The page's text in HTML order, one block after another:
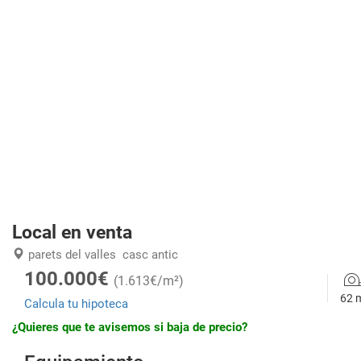
Local en venta
parets del valles casc antic
100.000€ (1.613€/m²)
Calcula tu hipoteca
62
¿Quieres que te avisemos si baja de precio?